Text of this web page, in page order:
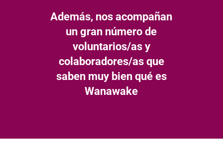
Además, nos acompañan
un gran número de
voluntarios/as y
colaboradores/as que
saben muy bien qué es
Wanawake